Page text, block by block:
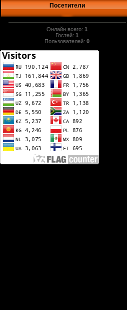
Посетители
Онлайн всего:1
Гостей:1
Пользователей:0